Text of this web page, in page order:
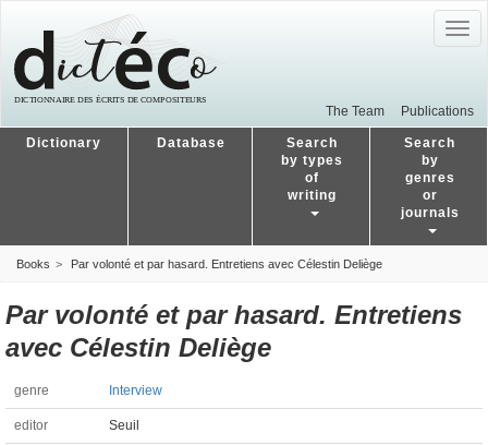
The Team Publications
Dictionary Database
Search
by types
of
writing
Search
by
genres
or
journals
Books Par volonté et par hasard. Entretiens avec Célestin Deliège
Par volonté et par hasard. Entretiens
avec Célestin Deliège
genre Interview
editor Seuil